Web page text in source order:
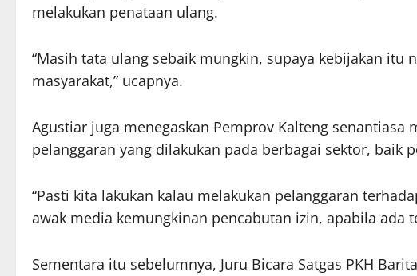
melakukan penataan ulang.
“Masih tata ulang sebaik mungkin, supaya kebijakan itu
masyarakat,” ucapnya.
Agustiar juga menegaskan Pemprov Kalteng
pelanggaran yang dilakukan pada berbagai sektor, baik
“Pasti kita lakukan kalau melakukan pelanggaran
awak media kemungkinan pencabutan izin, apabila ada
Sementara itu sebelumnya, Juru Bicara Satgas PKH